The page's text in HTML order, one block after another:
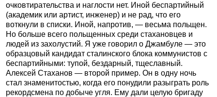
очковтирательства и наглости нет. Иной беспартийный
(академик или артист, инженер) и не рад, что его
воткнули в списки. Иной, напротив, — весьма польщен.
Но больше всего польщенных среди стахановцев и
людей из захолустий. Я уже говорил о Джамбуле — это
образцовый кандидат сталинского блока коммунистов с
беспартийными: тупой, бездарный, тщеславный.
Алексей Стаханов — второй пример. Он в одну ночь
стал знаменитостью, когда его понудили разыграть роль
рекордсмена по добыче угля. Ему дали целую бригаду